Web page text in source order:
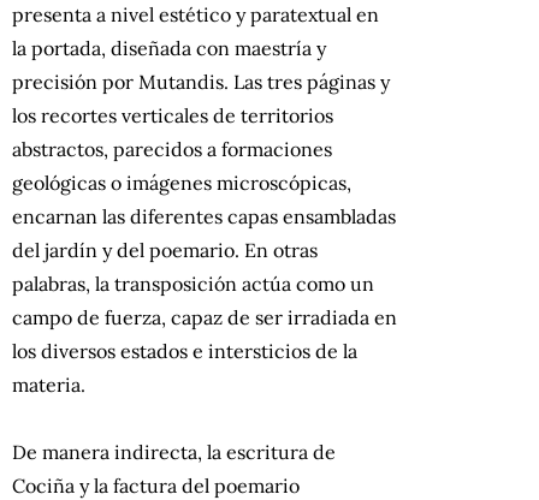
presenta a nivel estético y paratextual en
la portada, diseñada con maestría y
precisión por Mutandis. Las tres páginas y
los recortes verticales de territorios
abstractos, parecidos a formaciones
geológicas o imágenes microscópicas,
encarnan las diferentes capas ensambladas
del jardín y del poemario. En otras
palabras, la transposición actúa como un
campo de fuerza, capaz de ser irradiada en
los diversos estados e intersticios de la
materia.
De manera indirecta, la escritura de
Cociña y la factura del poemario